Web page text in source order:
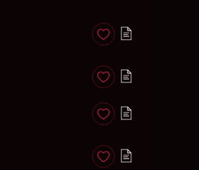
Anadir a favoritos
Anadir a favoritos
Anadir a favoritos
Anadir a favoritos